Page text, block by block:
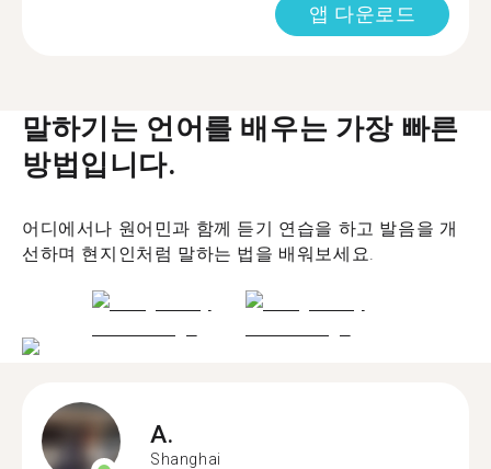
앱 다운로드
말하기는 언어를 배우는 가장 빠른
방법입니다.
어디에서나 원어민과 함께 듣기 연습을 하고 발음을 개
선하며 현지인처럼 말하는 법을 배워보세요.
A.
Shanghai